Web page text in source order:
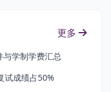
更多
与学制学费汇总
试成绩占50%